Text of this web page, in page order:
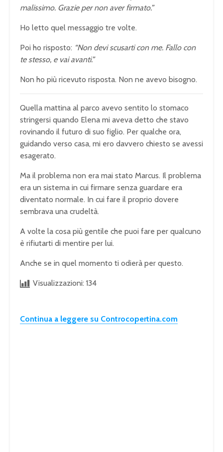
malissimo. Grazie per non aver firmato.”
Ho letto quel messaggio tre volte.
Poi ho risposto: “Non devi scusarti con me. Fallo con
te stesso, e vai avanti.”
Non ho più ricevuto risposta. Non ne avevo bisogno.
Quella mattina al parco avevo sentito lo stomaco
stringersi quando Elena mi aveva detto che stavo
rovinando il futuro di suo figlio. Per qualche ora,
guidando verso casa, mi ero davvero chiesto se avessi
esagerato.
Ma il problema non era mai stato Marcus. Il problema
era un sistema in cui firmare senza guardare era
diventato normale. In cui fare il proprio dovere
sembrava una crudeltà.
A volte la cosa più gentile che puoi fare per qualcuno
è rifiutarti di mentire per lui.
Anche se in quel momento ti odierà per questo.
Visualizzazioni: 134
Continua a leggere su Controcopertina.com